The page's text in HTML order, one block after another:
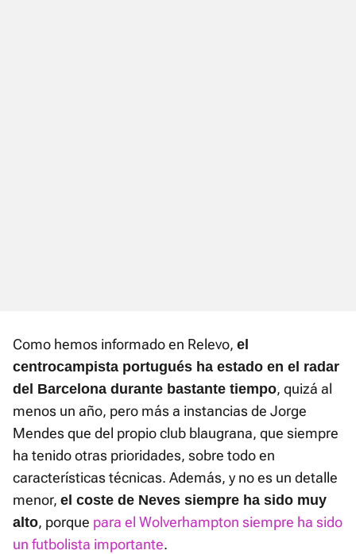
Como hemos informado en Relevo, el
centrocampista portugués ha estado en el radar
del Barcelona durante bastante tiempo, quizá al
menos un año, pero más a instancias de Jorge
Mendes que del propio club blaugrana, que siempre
ha tenido otras prioridades, sobre todo en
características técnicas. Además, y no es un detalle
menor, el coste de Neves siempre ha sido muy
alto, porque para el Wolverhampton siempre ha sido
un futbolista importante.